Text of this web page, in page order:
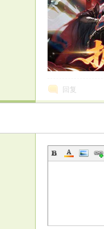
回复